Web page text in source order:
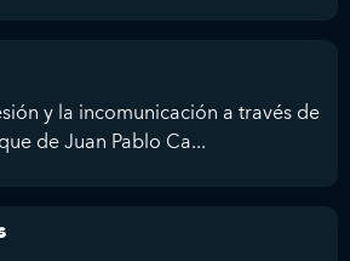
y la incomunicación a través de
de Juan Pablo Ca...